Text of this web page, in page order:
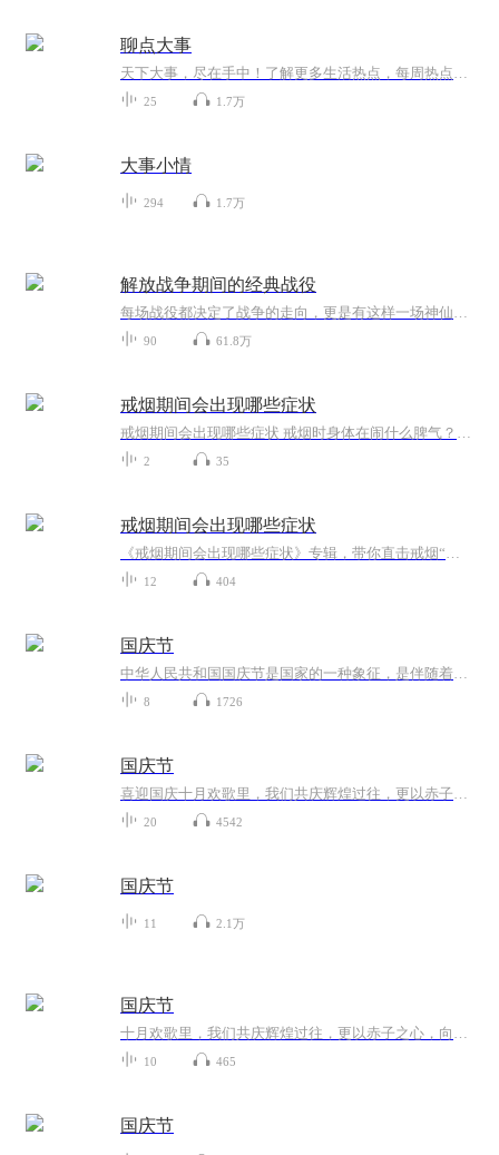
聊点大事
天下大事，尽在手中！了解更多生活热点，每周热点话题，敬请关注！
25 1.7万
大事小情
294 1.7万
解放战争期间的经典战役
每场战役都决定了战争的走向，更是有这样一场神仙战役，我军仅以3万人的兵力大败敌军12万人的美械军团。在兵力和武器装备差距极大的情况下，我方将领是如何运筹帷幄赢下这场战争胜利的？这十场战役你都知道哪几个呢？
90 61.8万
戒烟期间会出现哪些症状
戒烟期间会出现哪些症状 戒烟时身体在闹什么脾气？老中医给你说透了 老王最近把抽了二十年的烟戒了，结果天天跟吃了火药似的，老婆说他现在比更年期还难伺候。其实这不是老王的错，是身体里的"老烟枪"在闹罢工呢！今天咱们就用中医的视角，掰开了揉碎...
2 35
戒烟期间会出现哪些症状
《戒烟期间会出现哪些症状》专辑，带你直击戒烟“阵痛期”！11个音频，10个免费，1个付费，帮你搞懂戒烟能遇到啥。免费音频系统梳理10个常见症状，付费音频深度剖析，10篇干货组合拳，让你戒烟路上不迷茫。别等烟瘾犯了才后悔，现在就听，科学戒烟，健康生...
12 404
国庆节
中华人民共和国国庆节是国家的一种象征，是伴随着国家的出现而出现的。让我们用诗歌朗诵歌颂祖国的繁荣富强，国泰民安。
8 1726
国庆节
喜迎国庆十月欢歌里，我们共庆辉煌过往，更以赤子之心，向未来书写滚烫的誓言——这盛世，值得我们以热爱相拥。
20 4542
国庆节
11 2.1万
国庆节
十月欢歌里，我们共庆辉煌过往，更以赤子之心，向未来书写滚烫的誓言——这盛世，值得我们以热爱相拥。
10 465
国庆节